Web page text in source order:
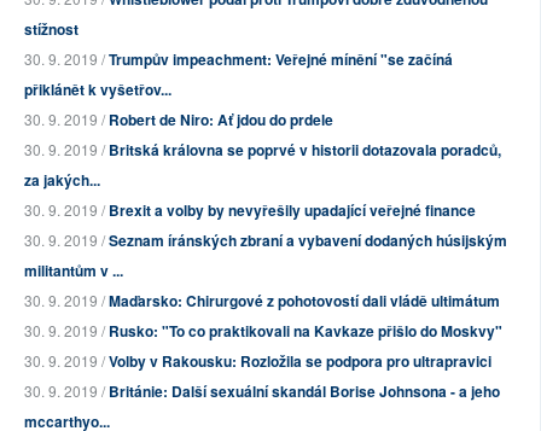
stížnost
30. 9. 2019 /Trumpův impeachment: Veřejné mínění "se začíná
přiklánět k vyšetřov...
30. 9. 2019 /Robert de Niro: Ať jdou do prdele
30. 9. 2019 /Britská královna se poprvé v historii dotazovala poradců,
za jakých...
30. 9. 2019 /Brexit a volby by nevyřešily upadající veřejné finance
30. 9. 2019 /Seznam íránských zbraní a vybavení dodaných húsijským
militantům v ...
30. 9. 2019 /Maďarsko: Chirurgové z pohotovostí dali vládě ultimátum
30. 9. 2019 /Rusko: "To co praktikovali na Kavkaze přišlo do Moskvy"
30. 9. 2019 /Volby v Rakousku: Rozložila se podpora pro ultrapravici
30. 9. 2019 /Británie: Další sexuální skandál Borise Johnsona - a jeho
mccarthyo...